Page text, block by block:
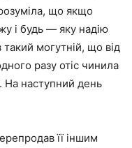
що якщо
і будь — яку надію
могутній, що від
разу отіс чинила
На наступний день
її іншим